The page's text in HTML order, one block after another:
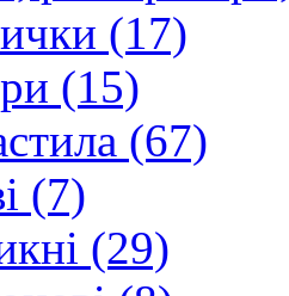
(17)
(15)
(67)
(7)
(29)